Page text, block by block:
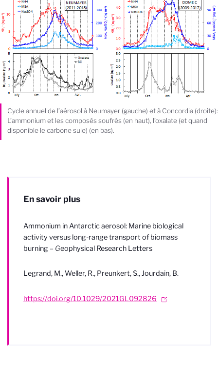
Cycle annuel de l’aérosol à Neumayer (gauche) et à Concordia (droite):
L’ammonium et les composés soufrés (en haut), l’oxalate (et quand
disponible le carbone suie) (en bas).
En savoir plus
Ammonium in Antarctic aerosol: Marine biological
activity versus long-range transport of biomass
burning – Geophysical Research Letters
Legrand, M., Weller, R., Preunkert, S., Jourdain, B.
https://doi.org/10.1029/2021GL092826